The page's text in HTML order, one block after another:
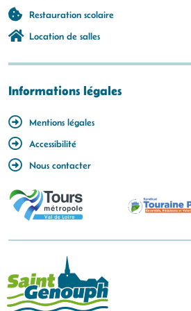
Restauration scolaire
Location de salles
Informations légales
Mentions légales
Accessibilité
Nous contacter